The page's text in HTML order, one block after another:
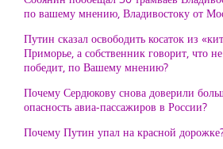
по вашему мнению, Владивостоку от
Путин сказал освободить косаток из
Приморье, а собственник говорит, что
победит, по Вашему мнению?
Почему Сердюкову снова доверили
опасность авиа-пассажиров в России?
Почему Путин упал на красной